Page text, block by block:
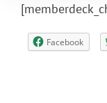
Facebook